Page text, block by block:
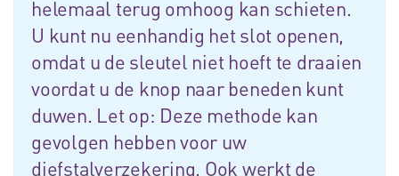
helemaal terug omhoog kan schieten.
U kunt nu eenhandig het slot openen,
omdat u de sleutel niet hoeft te draaien
voordat u de knop naar beneden kunt
duwen. Let op: Deze methode kan
gevolgen hebben voor uw
diefstalverzekering. Ook werkt de